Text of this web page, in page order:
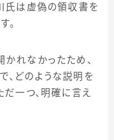
氏は虚偽の領収書を
。
れなかったため、
、どのような説明を
だ一つ、明確に言え